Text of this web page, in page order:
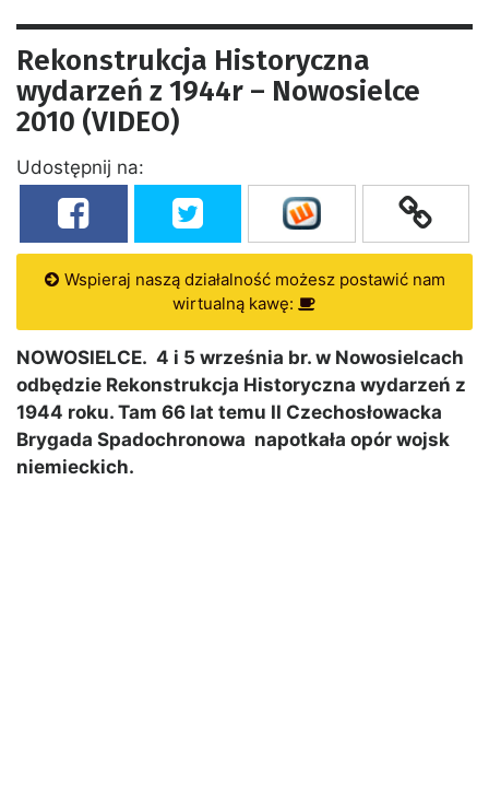
Rekonstrukcja Historyczna
wydarzeń z 1944r – Nowosielce
2010 (VIDEO)
Udostępnij na:
Wspieraj naszą działalność możesz postawić nam
wirtualną kawę:
NOWOSIELCE. 4 i 5 września br. w Nowosielcach
odbędzie Rekonstrukcja Historyczna wydarzeń z
1944 roku. Tam 66 lat temu II Czechosłowacka
Brygada Spadochronowa napotkała opór wojsk
niemieckich.